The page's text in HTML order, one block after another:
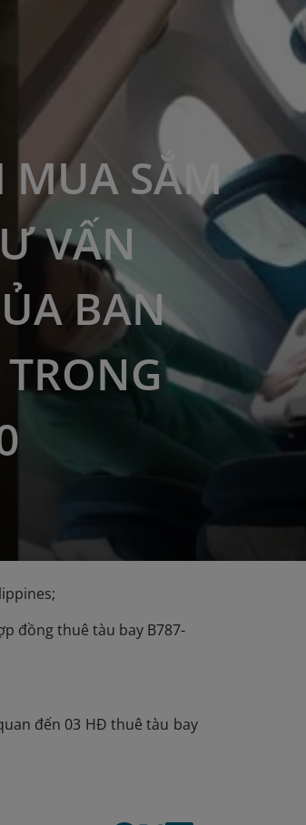
MUA SẮM
VẤN
BAN
đồng thuê tàu bay B787-
đến 03 HĐ thuê tàu bay